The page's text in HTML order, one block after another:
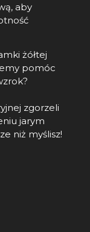
aby
żółtej
pomóc
zgorzeli
jarym
niż myślisz!